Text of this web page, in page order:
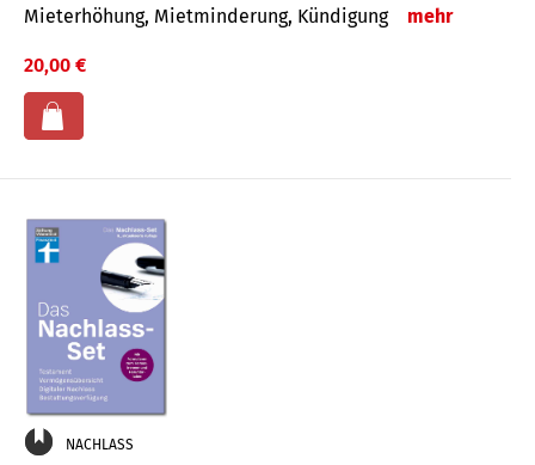
Mieterhöhung, Mietminderung, Kündigung
mehr
20,00 €
NACHLASS